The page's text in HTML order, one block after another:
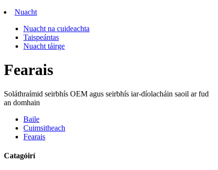
Nuacht
Nuacht na cuideachta
Taispeántas
Nuacht táirge
Fearais
Soláthraímid seirbhís OEM agus seirbhís iar-díolacháin saoil ar fud
an domhain
Baile
Cuimsitheach
Fearais
Catagóirí